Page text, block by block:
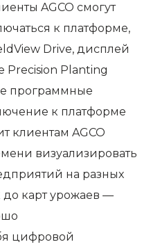
AGCO смогут
к платформе,
Drive, дисплей
Precision Planting
программные
к платформе
клиентам AGCO
визуализировать
на разных
до карт урожаев —
цифровой